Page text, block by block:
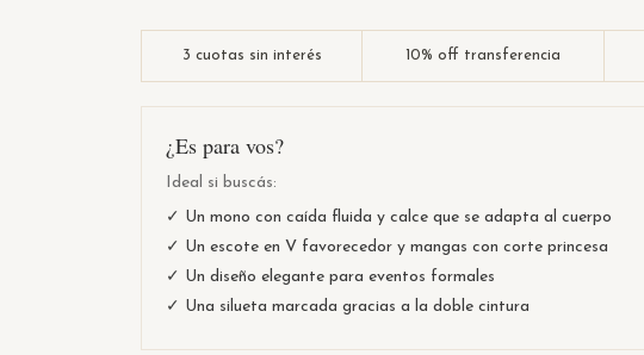
3 cuotas sin interés 10% off transferencia
¿Es para vos?
Ideal si buscás:
✓ Un mono con caída fluida y calce que se adapta al cuerpo
✓ Un escote en V favorecedor y mangas con corte princesa
✓ Un diseño elegante para eventos formales
✓ Una silueta marcada gracias a la doble cintura